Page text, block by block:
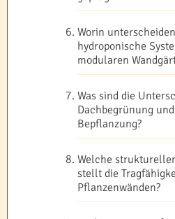
Worin
hydroponische
modularen
Was sind die
Dachbegrünung
Bepflanzung?
Welche
stellt die
Pflanzenwänden?